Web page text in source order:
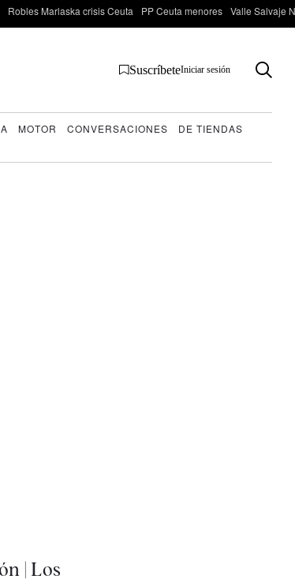
Robles Marlaska crisis Ceuta PP Ceuta menores Valle Salvaje
SuscríbeteIniciar sesión
MOTOR CONVERSACIONES
DE TIENDAS
| Los